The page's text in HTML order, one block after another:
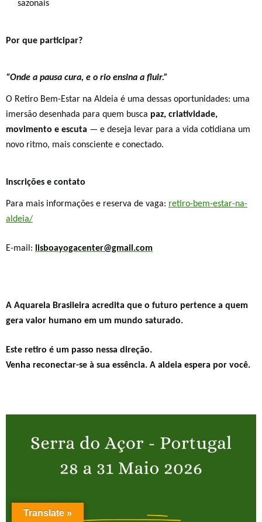
sazonais
Por que participar?
“Onde a pausa cura, e o rio ensina a fluir.”
O Retiro Bem-Estar na Aldeia é uma dessas oportunidades: uma
imersão desenhada para quem busca paz, criatividade,
movimento e escuta — e deseja levar para a vida cotidiana um
novo ritmo, mais consciente e conectado.
Inscrições e contato
Para mais informações e reserva de vaga: retiro-bem-estar-na-
aldeia/
E-mail: lisboayogacenter@gmail.com
A Aquarela Brasileira acredita que o futuro pertence a quem
gera valor humano em um mundo saturado.
Este retiro é um passo nessa direção.
Venha reconectar-se à sua essência. A aldeia espera por você.
Translate »